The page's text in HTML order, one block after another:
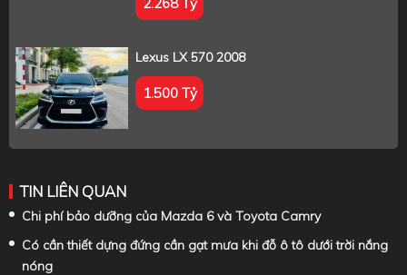
Lexus LX 570 2008
1.500 Tỷ
TIN LIÊN QUAN
Chi phí bảo dưỡng của Mazda 6 và Toyota Camry
Có cần thiết dựng đứng cần gạt mưa khi đỗ ô tô dưới trời nắng
nóng